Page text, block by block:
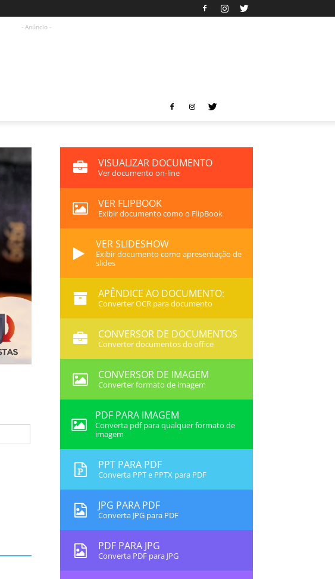
- Anúncio -
VISUALIZAR DOCUMENTO
Ver documento on-line
VER FLIPBOOK
Exibir documento como o FlipBook
VER SLIDESHOW
Exibir documento como apresentação de
slides
APÊNDICE AO DOCUMENTO:
Converter OCR para documento
CONVERSOR DE DOCUMENTOS
Converter documentos do office
CONVERSOR DE IMAGEM
Converter formato de imagem
PDF PARA IMAGEM
Converta pdf para qualquer formato de
imagem
PPT PARA PDF
Converta PPT e PPTX para PDF
JPG PARA PDF
Converta JPG para PDF
PDF PARA JPG
Converta PDF para JPG